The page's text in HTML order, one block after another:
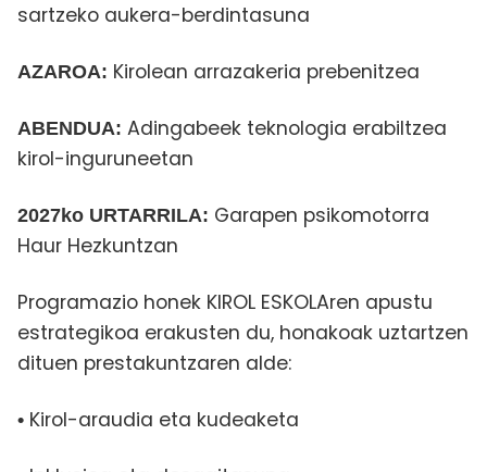
sartzeko aukera-berdintasuna
AZAROA: Kirolean arrazakeria prebenitzea
ABENDUA: Adingabeek teknologia erabiltzea
kirol-inguruneetan
2027ko URTARRILA: Garapen psikomotorra
Haur Hezkuntzan
Programazio honek KIROL ESKOLAren apustu
estrategikoa erakusten du, honakoak uztartzen
dituen prestakuntzaren alde:
• Kirol-araudia eta kudeaketa